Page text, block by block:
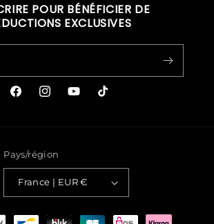
POUR BÉNÉFICIER DE
EXCLUSIVES
FacebookInstagramYouTubeTikTok
Pays/région
France | EUR €